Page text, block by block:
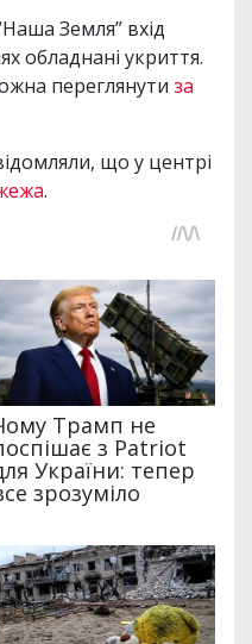
Земля” вхід
обладнані укриття.
переглянути за
що у центрі
.